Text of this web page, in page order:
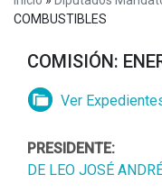
COMBUSTIBLES
COMISIÓN:
Ver
PRESIDENTE:
DE LEO JOSÉ